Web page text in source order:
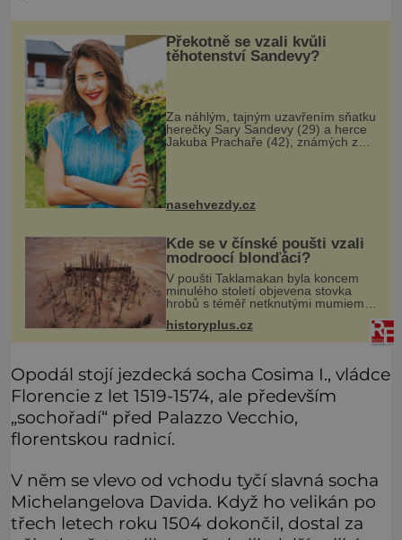
Překotně se vzali kvůli
těhotenství Sandevy?
Za náhlým, tajným uzavřením sňatku
herečky Sary Sandevy (29) a herce
Jakuba Prachaře (42), známých ze
seriálu Jakub a Sara, se skrývá
možná mnohem víc než jen touha
nasehvezdy.cz
Kde se v čínské poušti vzali
modroocí blonďáci?
V poušti Taklamakan byla koncem
minulého století objevena stovka
hrobů s téměř netknutými mumiemi.
Všichni mrtví byli pohřbeni s úctou a
četnými milodary. Asi nejvíc přitom
vědce zaujal hrob tříměsíčn
historyplus.cz
Opodál stojí jezdecká socha Cosima I., vládce
Florencie z let 1519-1574, ale především
„sochořadí“ před Palazzo Vecchio,
florentskou radnicí.
V něm se vlevo od vchodu tyčí slavná socha
Michelangelova Davida. Když ho velikán po
třech letech roku 1504 dokončil, dostal za